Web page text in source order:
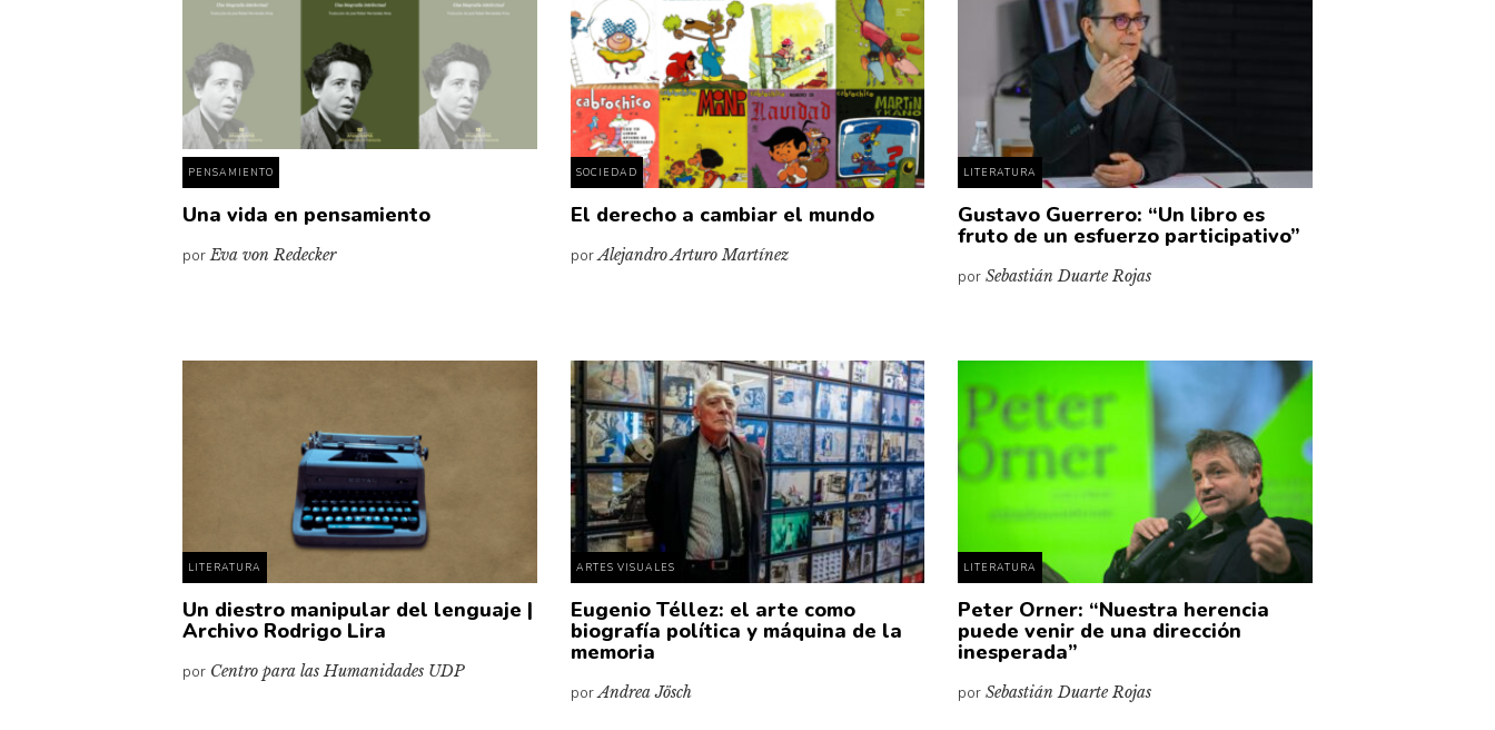
PENSAMIENTO
Una vida en pensamiento
porEva von Redecker
SOCIEDAD
El derecho a cambiar el mundo
porAlejandro Arturo Martínez
LITERATURA
Gustavo Guerrero: “Un libro es
fruto de un esfuerzo participativo”
porSebastián Duarte Rojas
LITERATURA
Un diestro manipular del lenguaje |
Archivo Rodrigo Lira
por Centro para las Humanidades UDP
ARTES VISUALES
Eugenio Téllez: el arte como
biografía política y máquina de la
memoria
porAndrea Jösch
LITERATURA
Peter Orner: “Nuestra herencia
puede venir de una dirección
inesperada”
porSebastián Duarte Rojas